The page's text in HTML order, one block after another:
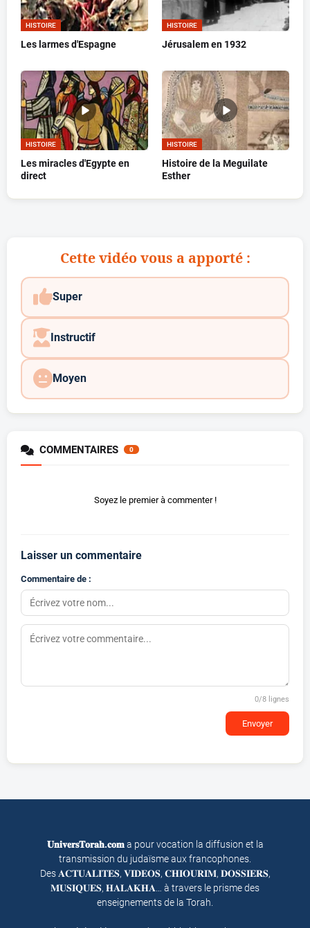
HISTOIRE
Les larmes d'Espagne
HISTOIRE
Jérusalem en 1932
HISTOIRE
Les miracles d'Egypte en
direct
HISTOIRE
Histoire de la Meguilate
Esther
Cette vidéo vous a apporté :
Super
Instructif
Moyen
COMMENTAIRES 0
Soyez le premier à commenter !
Laisser un commentaire
Commentaire de :
0/8 lignes
Envoyer
𝐔𝐧𝐢𝐯𝐞𝐫𝐬𝐓𝐨𝐫𝐚𝐡.𝐜𝐨𝐦a pour vocation la diffusion et la
transmission du judaïsme aux francophones.
Des 𝐀𝐂𝐓𝐔𝐀𝐋𝐈𝐓𝐄𝐒, 𝐕𝐈𝐃𝐄𝐎𝐒, 𝐂𝐇𝐈𝐎𝐔𝐑𝐈𝐌, 𝐃𝐎𝐒𝐒𝐈𝐄𝐑𝐒,
𝐌𝐔𝐒𝐈𝐐𝐔𝐄𝐒, 𝐇𝐀𝐋𝐀𝐊𝐇𝐀… à travers le prisme des
enseignements de la Torah.